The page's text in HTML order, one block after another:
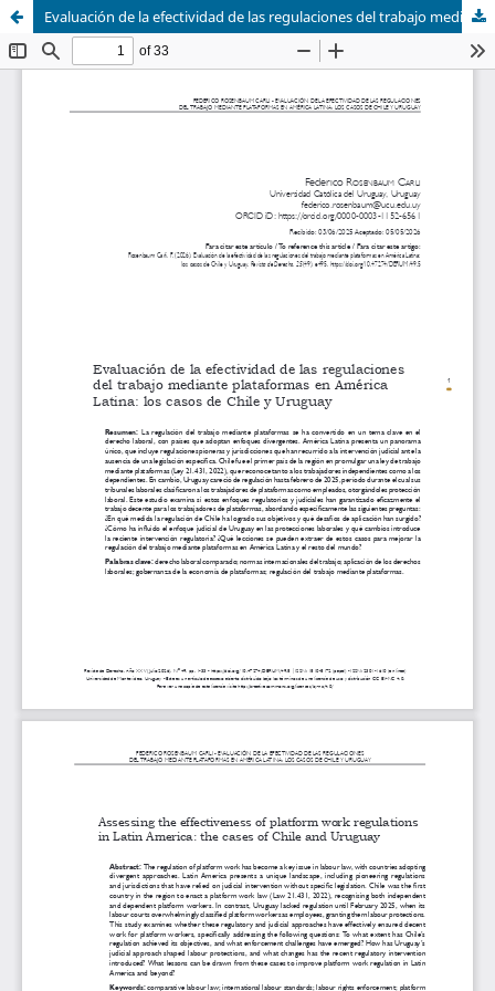
Evaluación de la efectividad de las regulaciones del trabajo mediante plataformas en América Latina